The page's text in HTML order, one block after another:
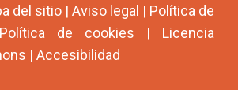
del sitio | Aviso legal | Política de
Política de cookies | Licencia
| Accesibilidad